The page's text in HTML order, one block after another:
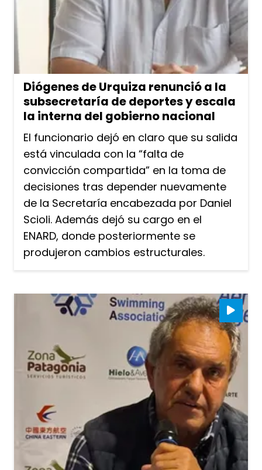
Diógenes de Urquiza renunció a la
subsecretaría de deportes y escala
la interna del gobierno nacional
El funcionario dejó en claro que su salida
está vinculada con la “falta de
convicción compartida” en la toma de
decisiones tras depender nuevamente
de la Secretaría encabezada por Daniel
Scioli. Además dejó su cargo en el
ENARD, donde posteriormente se
produjeron cambios estructurales.